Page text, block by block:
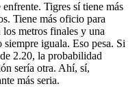
Tigres sí tiene más
Tiene más oficio para
metros finales y una
iguala. Eso pesa. Si
2.20, la probabilidad
sería otra. Ahí, sí,
más seria.